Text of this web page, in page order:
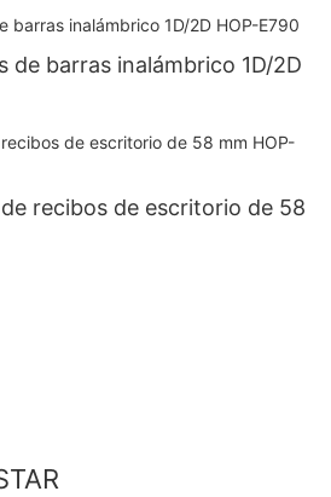
de barras inalámbrico 1D/2D
recibos de escritorio de 58